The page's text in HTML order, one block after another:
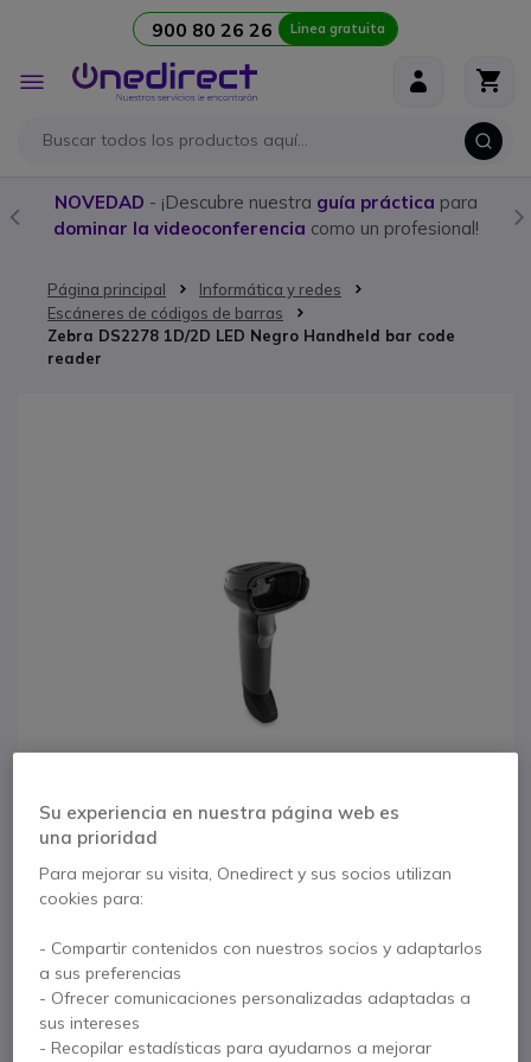
900 80 26 26 Linea gratuita
Toggle
Nav
NOVEDAD - ¡Descubre nuestra guía práctica para
dominar la videoconferencia como un profesional!
Página principal
Informática y redes
Escáneres de códigos de barras
Zebra DS2278 1D/2D LED Negro Handheld bar code
reader
Zebra DS2278 1D/2D
LED Negro Handheld
Saltar al comienzo de la galería de imágenes
Su experiencia en nuestra página web es
una prioridad
Para mejorar su visita, Onedirect y sus socios utilizan
cookies para:
- Compartir contenidos con nuestros socios y adaptarlos
a sus preferencias
- Ofrecer comunicaciones personalizadas adaptadas a
sus intereses
- Recopilar estadísticas para ayudarnos a mejorar